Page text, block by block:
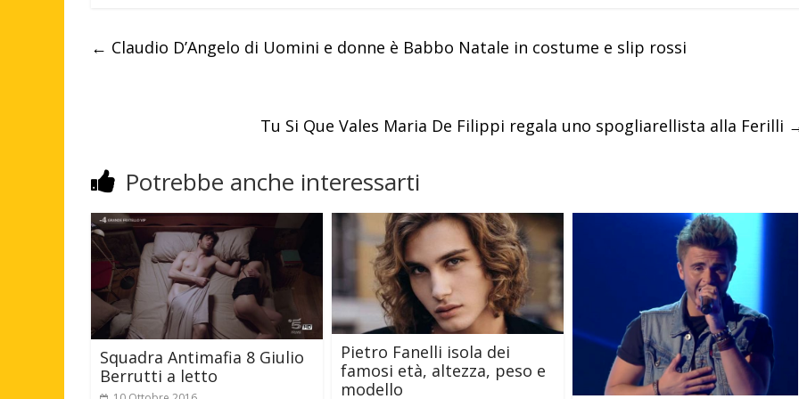
← Claudio D’Angelo di Uomini e donne è Babbo Natale in costume e slip rossi
Tu Si Que Vales Maria De Filippi regala uno spogliarellista alla Ferilli
Potrebbe anche interessarti
Squadra Antimafia 8 Giulio
Berrutti a letto
Pietro Fanelli isola dei
famosi età, altezza, peso e
modello